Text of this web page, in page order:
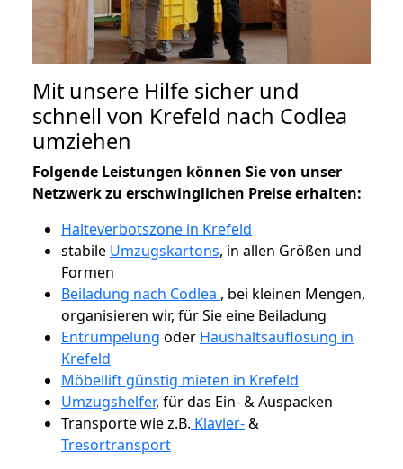
Mit unsere Hilfe sicher und
schnell von Krefeld nach Codlea
umziehen
Folgende Leistungen können Sie von unser
Netzwerk zu erschwinglichen Preise erhalten:
Halteverbotszone in Krefeld
stabile Umzugskartons, in allen Größen und
Formen
Beiladung nach Codlea , bei kleinen Mengen,
organisieren wir, für Sie eine Beiladung
Entrümpelung oder Haushaltsauflösung in
Krefeld
Möbellift günstig mieten in Krefeld
Umzugshelfer, für das Ein- & Auspacken
Transporte wie z.B. Klavier-&
Tresortransport